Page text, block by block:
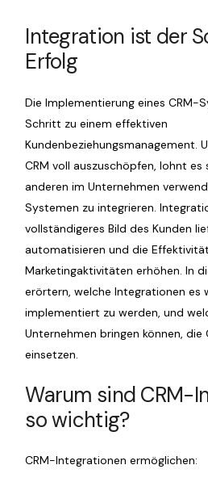
Integration ist der
Erfolg
Die Implementierung eines CRM-
Schritt zu einem effektiven
Kundenbeziehungsmanagement.
CRM voll auszuschöpfen, lohnt
anderen im Unternehmen
Systemen zu integrieren.
vollständigeres Bild des Kunden
automatisieren und die
Marketingaktivitäten erhöhen. In
erörtern, welche Integrationen es
implementiert zu werden, und
Unternehmen bringen können, die
einsetzen.
Warum sind CRM-
so wichtig?
CRM-Integrationen ermöglichen: